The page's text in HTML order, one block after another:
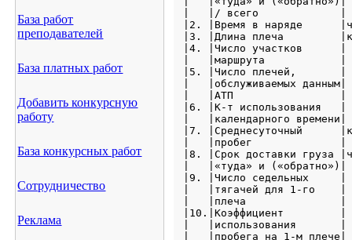
База работ
преподавателей
База платных работ
Добавить конкурсную
работу
База конкурсных работ
Сотрудничество
Реклама